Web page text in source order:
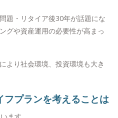
題・リタイア後30年が話題にな
グや資産運用の必要性が高まっ
より社会環境、投資環境も大き
フプランを考えることは